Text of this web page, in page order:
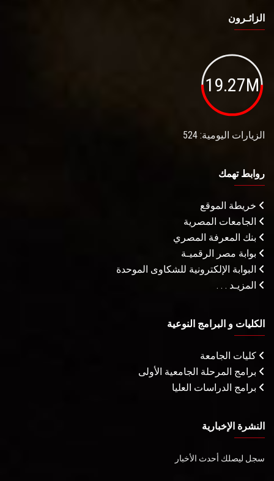
الزائـرون
19.27M
الزيارات اليومية: 524
روابط تهمك
خريطة الموقع
الجامعات المصرية
بنك المعرفة المصري
بوابة مصر الرقميـة
البوابة الإلكترونية للشكاوى الموحدة
المزيـد . . .
الكليات و البرامج النوعية
كليات الجامعة
برامج المرحلة الجامعية الأولى
برامج الدراسات العليا
النشرة الإخبارية
سجل ليصلك أحدث الأخبار